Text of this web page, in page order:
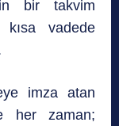
bir takvim
kısa vadede
imza atan
her zaman;